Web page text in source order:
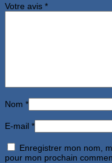
Votre avis *
Nom *
E-mail *
Enregistrer mon nom,
pour mon prochain